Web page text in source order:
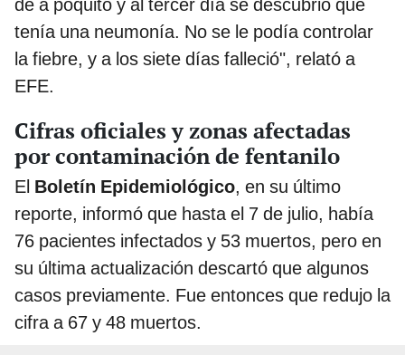
de a poquito y al tercer día se descubrió que
tenía una neumonía. No se le podía controlar
la fiebre, y a los siete días falleció", relató a
EFE.
Cifras oficiales y zonas afectadas
por contaminación de fentanilo
El Boletín Epidemiológico, en su último
reporte, informó que hasta el 7 de julio, había
76 pacientes infectados y 53 muertos, pero en
su última actualización descartó que algunos
casos previamente. Fue entonces que redujo la
cifra a 67 y 48 muertos.